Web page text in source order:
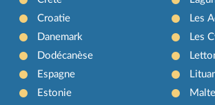
Croatie
Danemark
Dodécanèse
Espagne
Estonie
Les
Les
Malte